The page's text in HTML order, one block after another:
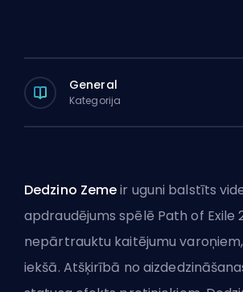
General
Kategorija
Dedzino Zemeir uguni balstīts
apdraudējums spēlē Path of Exile
nepārtrauktu kaitējumu
iekšā. Atšķirībā no